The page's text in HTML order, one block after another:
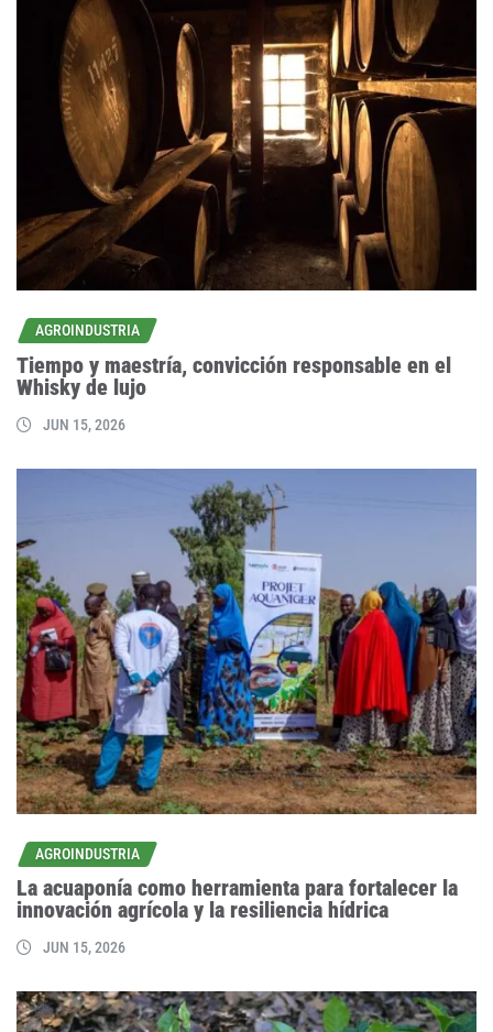
AGROINDUSTRIA
Tiempo y maestría, convicción responsable en el
Whisky de lujo
JUN 15, 2026
AGROINDUSTRIA
La acuaponía como herramienta para fortalecer la
innovación agrícola y la resiliencia hídrica
JUN 15, 2026